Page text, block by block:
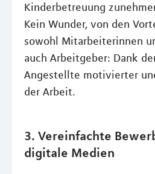
Kinderbetreuung
Kein Wunder, von den
sowohl Mitarbeiterinnen
auch Arbeitgeber: Dank
Angestellte motivierter
der Arbeit.
3. Vereinfachte
digitale Medien